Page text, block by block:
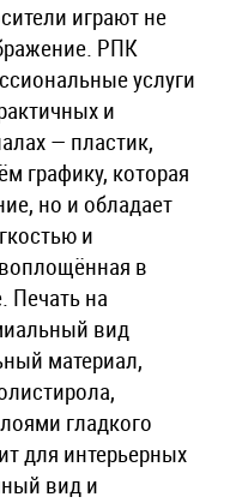
играют не
РПК
услуги
и
— пластик,
графику, которая
но и обладает
и
в
Печать на
вид
материал,
гладкого
для интерьерных
вид и